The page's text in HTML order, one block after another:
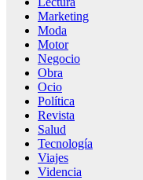
Marketing
Moda
Motor
Negocio
Obra
Ocio
Política
Revista
Salud
Tecnología
Viajes
Videncia